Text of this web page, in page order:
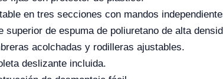
en tres secciones con mandos
superior de espuma de poliuretano de alta
acolchadas y rodilleras ajustables.
deslizante incluida.